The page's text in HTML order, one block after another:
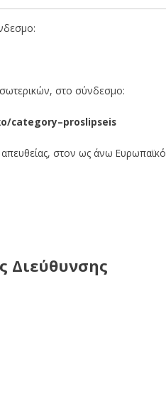
στο σύνδεσμο:
category–proslipseis
απευθείας, στον ως άνω Ευρωπαϊκό
Διεύθυνσης